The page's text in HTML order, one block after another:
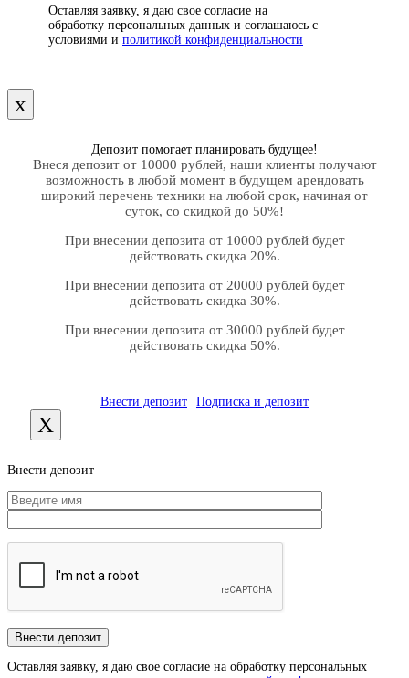
Оставляя заявку, я даю свое согласие на
обработку персональных данных и соглашаюсь с
условиями и политикой конфиденциальности
х
Депозит помогает планировать будущее!
Внеся депозит от 10000 рублей, наши клиенты получают
возможность в любой момент в будущем арендовать
широкий перечень техники на любой срок, начиная от
суток, со скидкой до 50%!
При внесении депозита от 10000 рублей будет
действовать скидка 20%.
При внесении депозита от 20000 рублей будет
действовать скидка 30%.
При внесении депозита от 30000 рублей будет
действовать скидка 50%.
Внести депозит Подписка и депозит
X
Внести депозит
Оставляя заявку, я даю свое согласие на обработку персональных